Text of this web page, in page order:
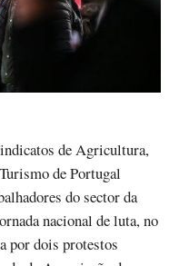
de Agricultura,
de Portugal
do sector da
nacional de luta, no
por dois protestos